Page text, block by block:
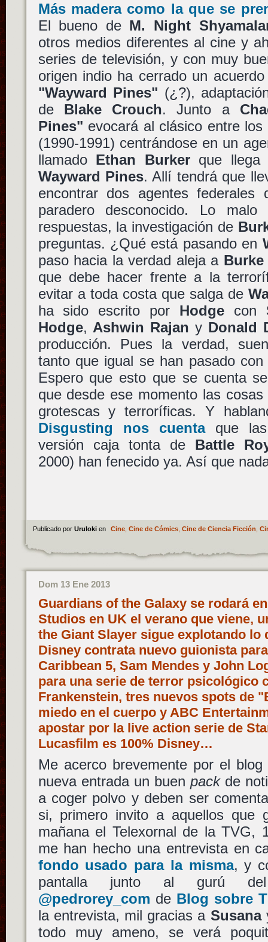
Más madera como la que se
El bueno de M. Night
otros medios diferentes al cine y
series de televisión, y con muy
origen indio ha cerrado un
"Wayward Pines" (¿?),
de Blake Crouch. Junto a
Pines" evocará al clásico entre
(1990-1991) centrándose en un
llamado Ethan Burkerque llega
Wayward Pines. Allí tendrá que
encontrar dos agentes federales
paradero desconocido. Lo
respuestas, la investigación de
preguntas. ¿Qué está pasando en
paso hacia la verdad aleja a Burke
que debe hacer frente a la
evitar a toda costa que salga de
ha sido escrito por Hodge con
Hodge,Ashwin Rajan y Donald
producción. Pues la verdad,
tanto que igual se han pasado
Espero que esto que se cuenta
que desde ese momento las
grotescas y terroríficas. Y
Disgusting nos cuentaque las
versión caja tonta de Battle
2000) han fenecido ya. Así que
Publicado por Uruloki en Cine, Cine de Cómics, Cine de Ciencia Ficción
Dom 13 Ene 2013
Guardians of the Galaxy se rodará
Studios en UK el verano que viene,
the Giant Slayer sigue explotando lo
Disney contrata nuevo guionista
Caribbean 5, Sam Mendes y John
para una serie de terror psicológico
Frankenstein, tres nuevos spots de
miedo en el cuerpo y ABC
apostar por la live action serie de
Lucasfilm es 100% Disney…
Me acerco brevemente por el
nueva entrada un buen packde
a coger polvo y deben ser
si, primero invito a aquellos que
mañana el Telexornal de la TVG,
me han hecho una entrevista en
fondo usado para la misma, y
pantalla junto al gurú
@pedrorey_com de Blog sobre
la entrevista, mil gracias a Susana
todo muy ameno, se verá